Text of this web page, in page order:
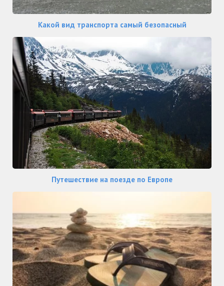
Какой вид транспорта самый безопасный
Путешествие на поезде по Европе